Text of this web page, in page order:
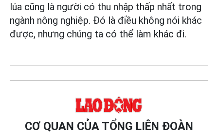
lúa cũng là người có thu nhập thấp nhất trong
ngành nông nghiệp. Đó là điều không nói khác
được, nhưng chúng ta có thể làm khác đi.
CƠ QUAN CỦA TỔNG LIÊN ĐOÀN